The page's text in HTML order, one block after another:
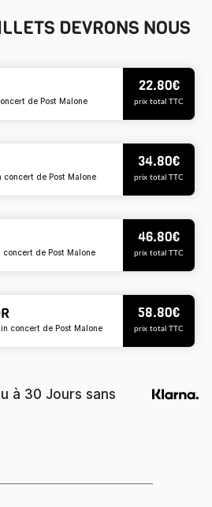
DEVRONS NOUS
de Post Malone
22.80€
prix total TTC
concert de Post Malone
34.80€
prix total TTC
de Post Malone
46.80€
prix total TTC
concert de Post Malone
58.80€
prix total TTC
à 30 Jours sans